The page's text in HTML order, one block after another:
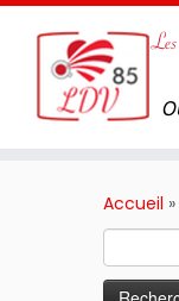
Accueil »